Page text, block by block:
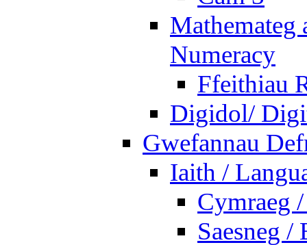
Mathemateg
Numeracy
Ffeithiau
Digidol/
Gwefannau
Iaith /
Cymraeg
Saesneg /